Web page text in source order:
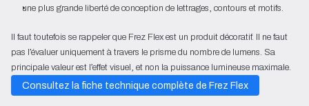
une plus grande liberté de conception de lettrages, contours et motifs.
Il faut toutefois se rappeler que Frez Flex est un produit décoratif. Il ne faut
pas l’évaluer uniquement à travers le prisme du nombre de lumens. Sa
principale valeur est l’effet visuel, et non la puissance lumineuse maximale.
Consultez la fiche technique complète de Frez Flex